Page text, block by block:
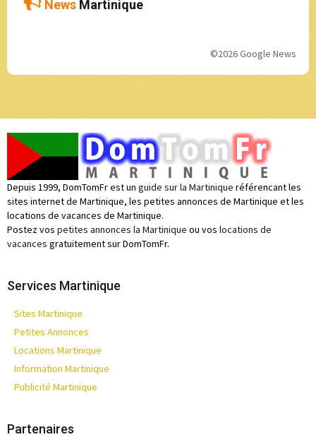
News Martinique
©2026 Google News
Depuis 1999, DomTomFr est un guide sur la Martinique référencant les
sites internet de Martinique, les petites annonces de Martinique et les
locations de vacances de Martinique.
Postez vos petites annonces la Martinique ou vos locations de
vacances gratuitement sur DomTomFr.
Services Martinique
Sites Martinique
Petites Annonces
Locations Martinique
Information Martinique
Publicité Martinique
Partenaires